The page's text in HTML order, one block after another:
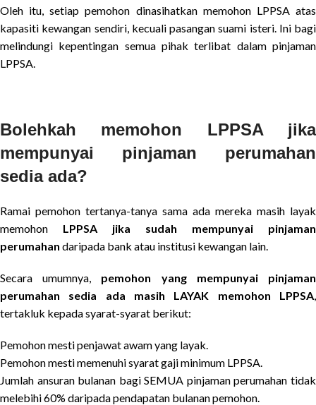
Oleh itu, setiap pemohon dinasihatkan memohon LPPSA atas
kapasiti kewangan sendiri, kecuali pasangan suami isteri. Ini bagi
melindungi kepentingan semua pihak terlibat dalam pinjaman
LPPSA.
Bolehkah memohon LPPSA jika
mempunyai pinjaman perumahan
sedia ada?
Ramai pemohon tertanya-tanya sama ada mereka masih layak
memohon LPPSA jika sudah mempunyai pinjaman
perumahan daripada bank atau institusi kewangan lain.
Secara umumnya, pemohon yang mempunyai pinjaman
perumahan sedia ada masih LAYAK memohon LPPSA,
tertakluk kepada syarat-syarat berikut:
Pemohon mesti penjawat awam yang layak.
Pemohon mesti memenuhi syarat gaji minimum LPPSA.
Jumlah ansuran bulanan bagi SEMUA pinjaman perumahan tidak
melebihi 60% daripada pendapatan bulanan pemohon.